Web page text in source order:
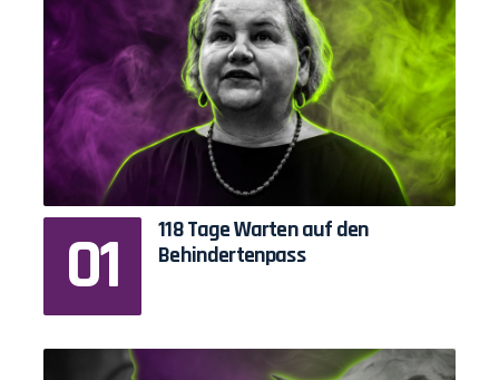
118 Tage Warten auf den
Behindertenpass